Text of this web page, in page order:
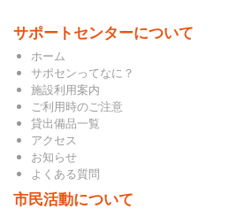
サポートセンターについて
ホーム
サポセンってなに？
施設利用案内
ご利用時のご注意
貸出備品一覧
アクセス
お知らせ
よくある質問
市民活動について